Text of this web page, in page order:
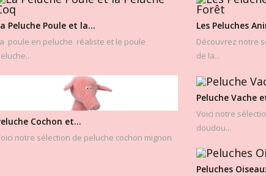
Peluche Poule et la...
poule en peluche réaliste et le poule
Les Peluches
Découvrez notre
de la...
Cochon et...
notre sélection de peluche cochon mignon
Peluche Vache
Voici notre
doudou...
Peluches